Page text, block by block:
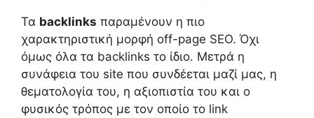
Τα backlinks παραμένουν η πιο
χαρακτηριστική μορφή off-page SEO. Όχι
όμως όλα τα backlinks το ίδιο. Μετρά η
συνάφεια του site που συνδέεται μαζί μας, η
θεματολογία του, η αξιοπιστία του και ο
φυσικός τρόπος με τον οποίο το link